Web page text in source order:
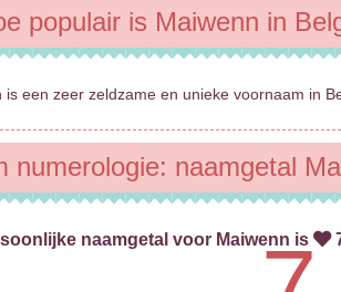
populair is Maiwenn in
is een zeer zeldzame en unieke voornaam in
numerologie: naamgetal
naamgetal voor Maiwenn is